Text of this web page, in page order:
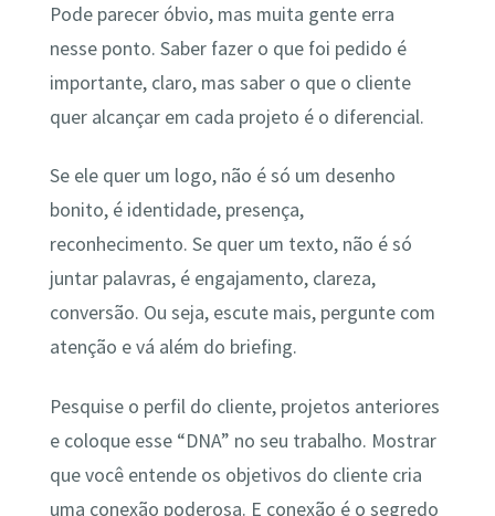
Pode parecer óbvio, mas muita gente erra
nesse ponto. Saber fazer o que foi pedido é
importante, claro, mas saber o que o cliente
quer alcançar em cada projeto é o diferencial.
Se ele quer um logo, não é só um desenho
bonito, é identidade, presença,
reconhecimento. Se quer um texto, não é só
juntar palavras, é engajamento, clareza,
conversão. Ou seja, escute mais, pergunte com
atenção e vá além do briefing.
Pesquise o perfil do cliente, projetos anteriores
e coloque esse “DNA” no seu trabalho. Mostrar
que você entende os objetivos do cliente cria
uma conexão poderosa. E conexão é o segredo